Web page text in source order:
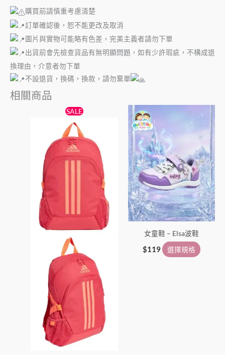
購買前請慎重考慮清楚
訂單確認後，恕不能更改及取消
圖片與實物可能略有色差，完美主義者請勿下單
出貨前會先檢查貨品有無明顯問題，如有少許瑕疵，不構成退
換理由，介意者勿下單
不設退貨，換碼，換款，請勿棄單
相關商品
SALE
格：
$178。
目
前
價
格：
$139。
女童鞋 – Elsa波鞋
$119 選擇規格
品
有
多
種
款
式。
可
在
品